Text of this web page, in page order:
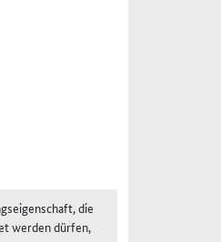
die
werden dürfen,